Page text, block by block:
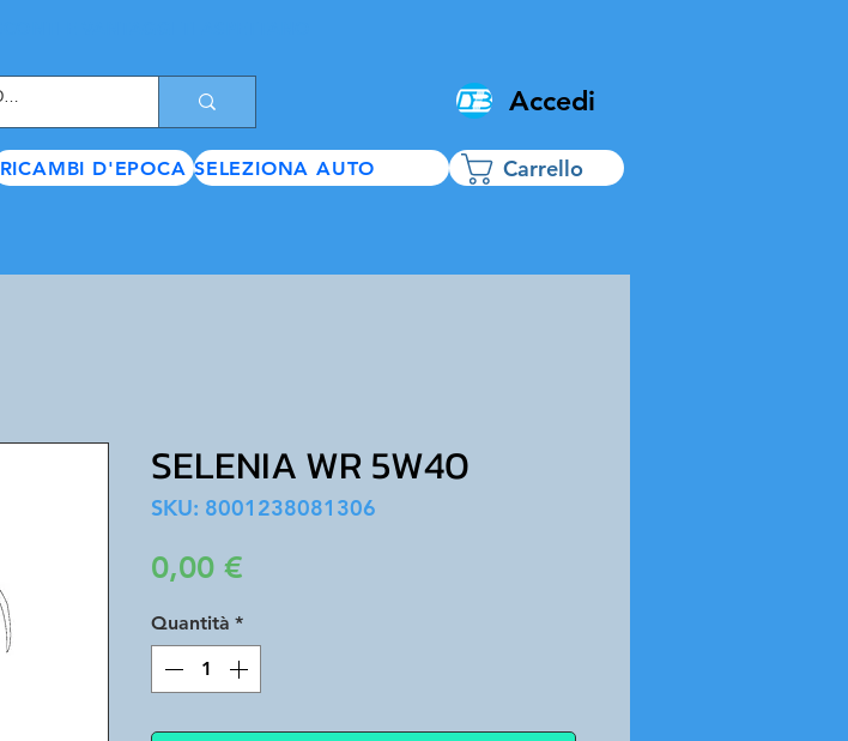
RICAMBI D'EPOCA SELEZIONA AUTO
Accedi
Carrello
SELENIA WR 5W40
SKU: 8001238081306
0,00 €
Quantità *